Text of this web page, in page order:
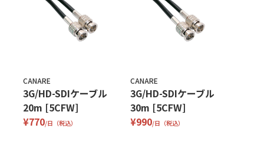
CANARE
3G/HD-SDIケーブル
20m [5CFW]
¥770/日（税込）
CANARE
3G/HD-SDIケーブル
30m [5CFW]
¥990/日（税込）